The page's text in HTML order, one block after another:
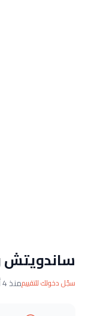
ساندويتش
سجّل دخولك للتقييممنذ 4 أسابيع